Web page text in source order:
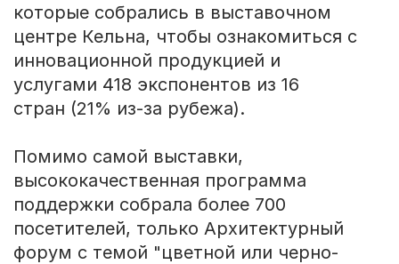
которые собрались в выставочном
центре Кельна, чтобы ознакомиться с
инновационной продукцией и
услугами 418 экспонентов из 16
стран (21% из-за рубежа).
Помимо самой выставки,
высококачественная программа
поддержки собрала более 700
посетителей, только Архитектурный
форум с темой "цветной или черно-